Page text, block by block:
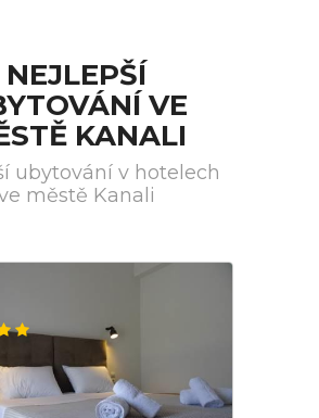
NEJLEPŠÍ
VE
KANALI
ubytování v hotelech
městě Kanali